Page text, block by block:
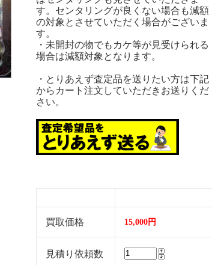
す。センタリングが良くない場合も減額
の対象とさせていただく場合がございま
す。
・未開封の物でもカケ等が見受けられる
場合は減額対象となります。
・とりあえず査定品を送りたい方は下記
からカート注文していただきお送りくだ
さい。
買取価格 15,000円
見積り依頼数